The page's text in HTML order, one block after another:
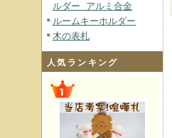
ルダー アルミ合金
ルームキーホルダー
木の表札
人気ランキング